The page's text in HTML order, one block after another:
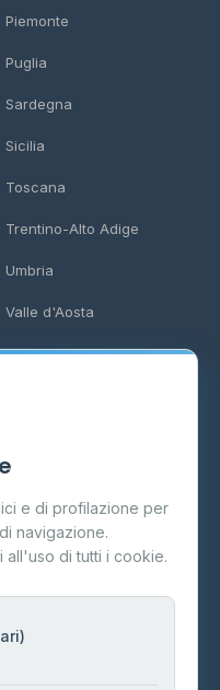
Piemonte
Puglia
Sardegna
Sicilia
Toscana
Trentino-Alto Adige
Umbria
Valle d'Aosta
Veneto
e di profilazione per
navigazione.
di tutti i cookie.